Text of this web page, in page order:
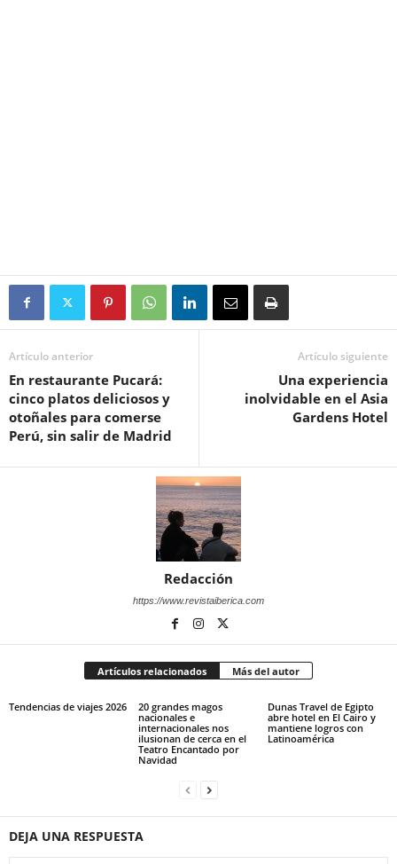
Artículo anterior
En restaurante Pucará:
cinco platos deliciosos y
otoñales para comerse
Perú, sin salir de Madrid
Artículo siguiente
Una experiencia
inolvidable en el Asia
Gardens Hotel
Redacción
https://www.revistaiberica.com
Artículos relacionados Más del autor
Tendencias de viajes 2026
20 grandes magos
nacionales e
internacionales nos
ilusionan de cerca en el
Teatro Encantado por
Navidad
Dunas Travel de Egipto
abre hotel en El Cairo y
mantiene logros con
Latinoamérica
DEJA UNA RESPUESTA